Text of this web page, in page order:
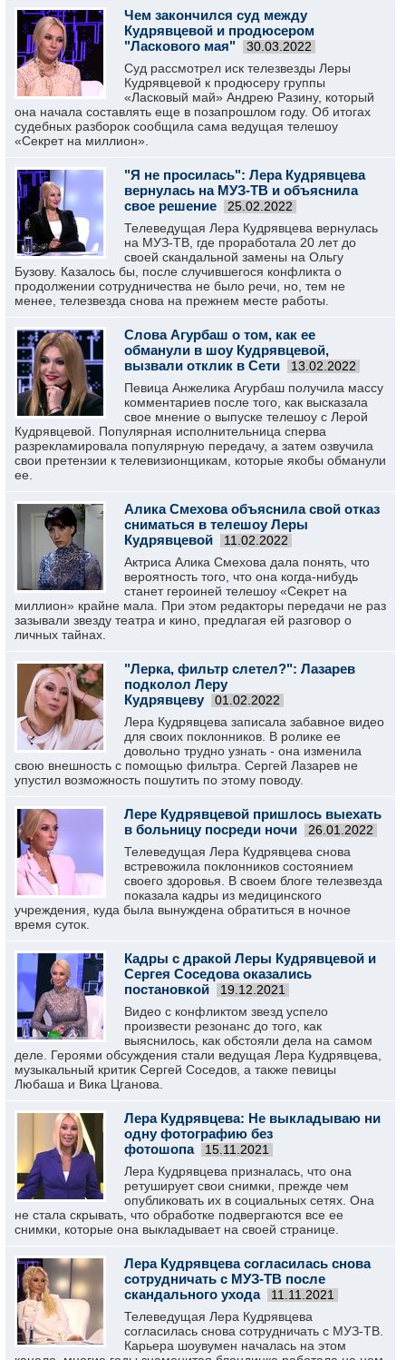
Чем закончился суд между
Кудрявцевой и продюсером
"Ласкового мая"
30.03.2022
Суд рассмотрел иск телезвезды Леры
Кудрявцевой к продюсеру группы
«Ласковый май» Андрею Разину, который
она начала составлять еще в позапрошлом году. Об итогах
судебных разборок сообщила сама ведущая телешоу
«Секрет на миллион».
"Я не просилась": Лера Кудрявцева
вернулась на МУЗ-ТВ и объяснила
свое решение
25.02.2022
Телеведущая Лера Кудрявцева вернулась
на МУЗ-ТВ, где проработала 20 лет до
своей скандальной замены на Ольгу
Бузову. Казалось бы, после случившегося конфликта о
продолжении сотрудничества не было речи, но, тем не
менее, телезвезда снова на прежнем месте работы.
Слова Агурбаш о том, как ее
обманули в шоу Кудрявцевой,
вызвали отклик в Сети
13.02.2022
Певица Анжелика Агурбаш получила массу
комментариев после того, как высказала
свое мнение о выпуске телешоу с Лерой
Кудрявцевой. Популярная исполнительница сперва
разрекламировала популярную передачу, а затем озвучила
свои претензии к телевизионщикам, которые якобы обманули
ее.
Алика Смехова объяснила свой отказ
сниматься в телешоу Леры
Кудрявцевой
11.02.2022
Актриса Алика Смехова дала понять, что
вероятность того, что она когда-нибудь
станет героиней телешоу «Секрет на
миллион» крайне мала. При этом редакторы передачи не раз
зазывали звезду театра и кино, предлагая ей разговор о
личных тайнах.
"Лерка, фильтр слетел?": Лазарев
подколол Леру
Кудрявцеву
01.02.2022
Лера Кудрявцева записала забавное видео
для своих поклонников. В ролике ее
довольно трудно узнать - она изменила
свою внешность с помощью фильтра. Сергей Лазарев не
упустил возможность пошутить по этому поводу.
Лере Кудрявцевой пришлось выехать
в больницу посреди ночи
26.01.2022
Телеведущая Лера Кудрявцева снова
встревожила поклонников состоянием
своего здоровья. В своем блоге телезвезда
показала кадры из медицинского
учреждения, куда была вынуждена обратиться в ночное
время суток.
Кадры с дракой Леры Кудрявцевой и
Сергея Соседова оказались
постановкой
19.12.2021
Видео с конфликтом звезд успело
произвести резонанс до того, как
выяснилось, как обстояли дела на самом
деле. Героями обсуждения стали ведущая Лера Кудрявцева,
музыкальный критик Сергей Соседов, а также певицы
Любаша и Вика Цганова.
Лера Кудрявцева: Не выкладываю ни
одну фотографию без
фотошопа
15.11.2021
Лера Кудрявцева призналась, что она
ретуширует свои снимки, прежде чем
опубликовать их в социальных сетях. Она
не стала скрывать, что обработке подвергаются все ее
снимки, которые она выкладывает на своей странице.
Лера Кудрявцева согласилась снова
сотрудничать с МУЗ-ТВ после
скандального ухода
11.11.2021
Телеведущая Лера Кудрявцева
согласилась снова сотрудничать с МУЗ-ТВ.
Карьера шоувумен началась на этом